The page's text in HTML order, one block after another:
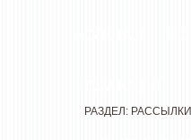
РАЗДЕЛ: РАССЫЛКИ